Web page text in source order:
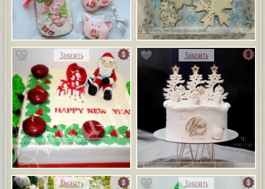
Заказать Заказать
Заказать Заказать